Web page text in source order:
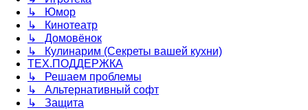
↳ Юмор
↳ Кинотеатр
↳ Домовёнок
↳ Кулинарим (Секреты вашей кухни)
ТЕХ.ПОДДЕРЖКА
↳ Решаем проблемы
↳ Альтернативный софт
↳ Защита